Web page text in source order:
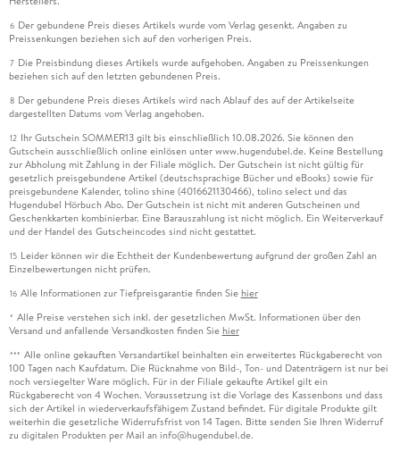
6 Der gebundene Preis dieses Artikels wurde vom Verlag gesenkt. Angaben zu
Preissenkungen beziehen sich auf den vorherigen Preis.
7 Die Preisbindung dieses Artikels wurde aufgehoben. Angaben zu Preissenkungen
beziehen sich auf den letzten gebundenen Preis.
8 Der gebundene Preis dieses Artikels wird nach Ablauf des auf der Artikelseite
dargestellten Datums vom Verlag angehoben.
12 Ihr Gutschein SOMMER13 gilt bis einschließlich 10.08.2026. Sie können den
Gutschein ausschließlich online einlösen unter www.hugendubel.de. Keine Bestellung
zur Abholung mit Zahlung in der Filiale möglich. Der Gutschein ist nicht gültig für
gesetzlich preisgebundene Artikel (deutschsprachige Bücher und eBooks) sowie für
preisgebundene Kalender, tolino shine (4016621130466), tolino select und das
Hugendubel Hörbuch Abo. Der Gutschein ist nicht mit anderen Gutscheinen und
Geschenkkarten kombinierbar. Eine Barauszahlung ist nicht möglich. Ein Weiterverkauf
und der Handel des Gutscheincodes sind nicht gestattet.
15 Leider können wir die Echtheit der Kundenbewertung aufgrund der großen Zahl an
Einzelbewertungen nicht prüfen.
16 Alle Informationen zur Tiefpreisgarantie finden Sie hier
* Alle Preise verstehen sich inkl. der gesetzlichen MwSt. Informationen über den
Versand und anfallende Versandkosten finden Sie hier
*** Alle online gekauften Versandartikel beinhalten ein erweitertes Rückgaberecht von
100 Tagen nach Kaufdatum. Die Rücknahme von Bild-, Ton- und Datenträgern ist nur bei
noch versiegelter Ware möglich. Für in der Filiale gekaufte Artikel gilt ein
Rückgaberecht von 4 Wochen. Voraussetzung ist die Vorlage des Kassenbons und dass
sich der Artikel in wiederverkaufsfähigem Zustand befindet. Für digitale Produkte gilt
weiterhin die gesetzliche Widerrufsfrist von 14 Tagen. Bitte senden Sie Ihren Widerruf
zu digitalen Produkten per Mail an info@hugendubel.de.